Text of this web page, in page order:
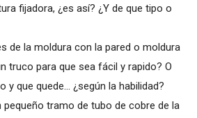
fijadora, ¿es así? ¿Y de que tipo o
de la moldura con la pared o moldura
truco para que sea fácil y rapido? O
y que quede... ¿según la habilidad?
tramo de tubo de cobre de la